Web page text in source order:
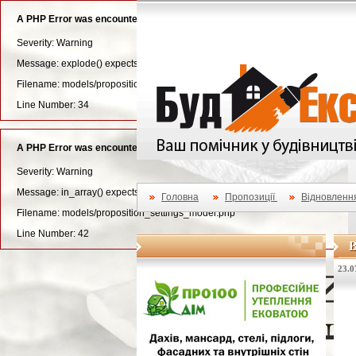
A PHP Error was encountered
Severity: Warning
Message: explode() expects parameter 3 to be long, string given
Filename: models/proposition_settings_model.php
Line Number: 34
A PHP Error was encountered
Severity: Warning
Message: in_array() expects parameter 2 to be array, null given
Filename: models/proposition_settings_model.php
Line Number: 42
Головна Пропозиції